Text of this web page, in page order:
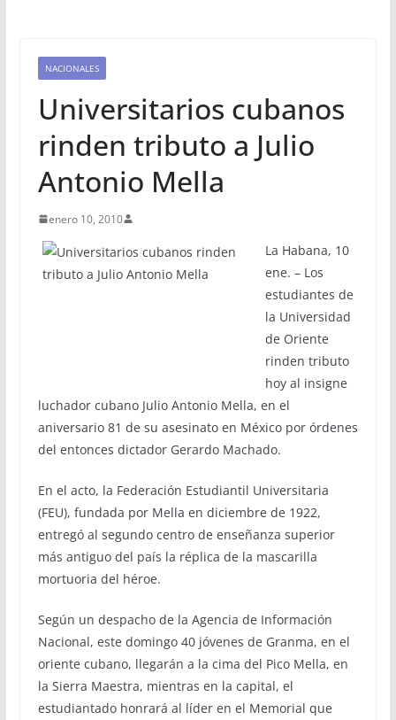
NACIONALES
Universitarios cubanos
rinden tributo a Julio
Antonio Mella
enero 10, 2010
La Habana, 10
ene. – Los
estudiantes de
la Universidad
de Oriente
rinden tributo
hoy al insigne
luchador cubano Julio Antonio Mella, en el
aniversario 81 de su asesinato en México por órdenes
del entonces dictador Gerardo Machado.
En el acto, la Federación Estudiantil Universitaria
(FEU), fundada por Mella en diciembre de 1922,
entregó al segundo centro de enseñanza superior
más antiguo del país la réplica de la mascarilla
mortuoria del héroe.
Según un despacho de la Agencia de Información
Nacional, este domingo 40 jóvenes de Granma, en el
oriente cubano, llegarán a la cima del Pico Mella, en
la Sierra Maestra, mientras en la capital, el
estudiantado honrará al líder en el Memorial que